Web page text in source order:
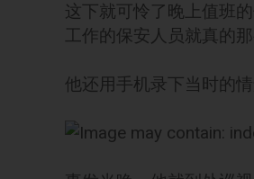
这下就可怜了晚上值班
工作的保安人员就真的
他还用手机录下当时的